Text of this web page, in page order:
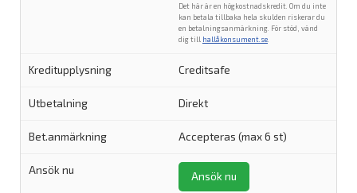
Det här är en högkostnadskredit. Om du inte
kan betala tillbaka hela skulden riskerar du
en betalningsanmärkning. För stöd, vänd
dig till hallåkonsument.se
Creditsafe
Direkt
Accepteras (max 6 st)
Ansök nu